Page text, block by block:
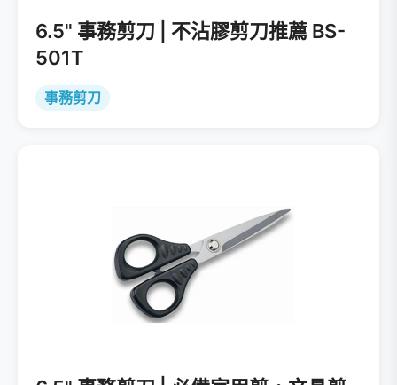
6.5" 事務剪刀 | 不沾膠剪刀推薦 BS-
501T
事務剪刀